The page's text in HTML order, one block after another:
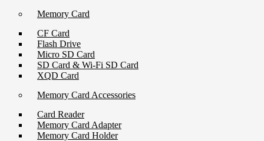
Memory Card
CF Card
Flash Drive
Micro SD Card
SD Card & Wi-Fi SD Card
XQD Card
Memory Card Accessories
Card Reader
Memory Card Adapter
Memory Card Holder